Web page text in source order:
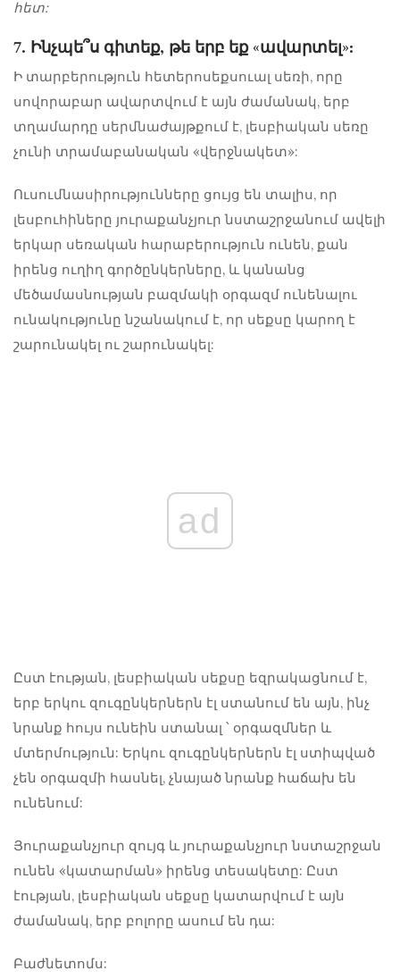
հետ:
7. Ինչպե՞ս գիտեք, թե երբ եք «ավարտել»:
Ի տարբերություն հետերոսեքսուալ սեռի, որը
սովորաբար ավարտվում է այն ժամանակ, երբ
տղամարդը սերմնաժայթքում է, լեսբիական սեռը
չունի տրամաբանական «վերջնակետ»:
Ուսումնասիրությունները ցույց են տալիս, որ
լեսբուհիները յուրաքանչյուր նստաշրջանում ավելի
երկար սեռական հարաբերություն ունեն, քան
իրենց ուղիղ գործընկերները, և կանանց
մեծամասնության բազմակի օրգազմ ունենալու
ունակությունը նշանակում է, որ սեքսը կարող է
շարունակել ու շարունակել:
ad
Ըստ էության, լեսբիական սեքսը եզրակացնում է,
երբ երկու զուգընկերներն էլ ստանում են այն, ինչ
նրանք հույս ունեին ստանալ ՝ օրգազմներ և
մտերմություն: Երկու զուգընկերներն էլ ստիպված
չեն օրգազմի հասնել, չնայած նրանք հաճախ են
ունենում:
Յուրաքանչյուր զույգ և յուրաքանչյուր նստաշրջան
ունեն «կատարման» իրենց տեսակետը: Ըստ
էության, լեսբիական սեքսը կատարվում է այն
ժամանակ, երբ բոլորը ասում են դա:
Բաժնետոմս: